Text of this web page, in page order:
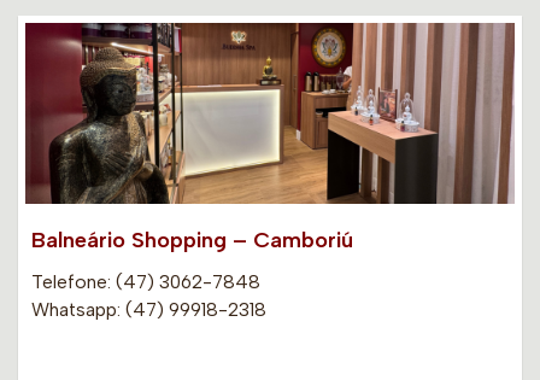
Balneário Shopping – Camboriú
Telefone: (47) 3062-7848
Whatsapp: (47) 99918-2318